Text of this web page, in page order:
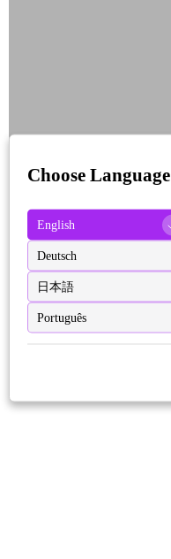
Choose Language
English
Deutsch
日本語
Português